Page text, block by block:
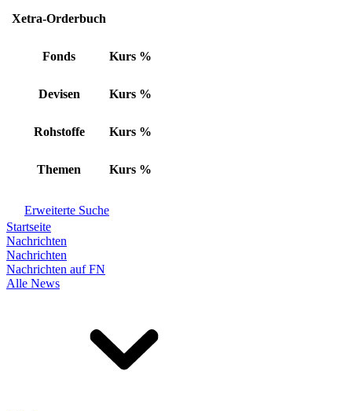
Xetra-Orderbuch
Fonds Kurs %
Devisen Kurs %
Rohstoffe Kurs %
Themen Kurs %
Erweiterte Suche
Startseite
Nachrichten
Nachrichten
Nachrichten auf FN
Alle News